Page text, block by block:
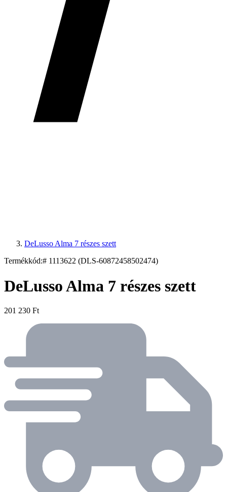
DeLusso Alma 7 részes szett
Termékkód:# 1113622 (DLS-60872458502474)
DeLusso Alma 7 részes szett
201 230 Ft